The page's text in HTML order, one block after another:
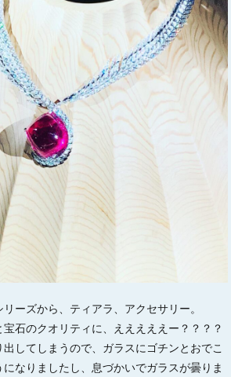
ーズから、ティアラ、アクセサリー。
石のクオリティに、えええええー？？？？
してしまうので、ガラスにゴチンとおでこ
なりましたし、息づかいでガラスが曇りま